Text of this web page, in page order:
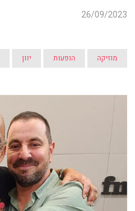
26/09/2023
מוזיקה הופעות יוון